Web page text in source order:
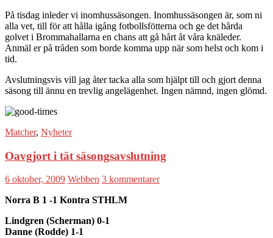
På tisdag inleder vi inomhussäsongen. Inomhussäsongen är, som ni
alla vet, till för att hålla igång fotbollsfötterna och ge det hårda
golvet i Brommahallarna en chans att gå hårt åt våra knäleder.
Anmäl er på tråden som borde komma upp när som helst och kom i
tid.
Avslutningsvis vill jag åter tacka alla som hjälpt till och gjort denna
säsong till ännu en trevlig angelägenhet. Ingen nämnd, ingen glömd.
Matcher, Nyheter
Oavgjort i tät säsongsavslutning
6 oktober, 2009 Webben 3 kommentarer
Norra B 1 -1 Kontra STHLM
Lindgren (Scherman) 0-1
Danne (Rodde) 1-1